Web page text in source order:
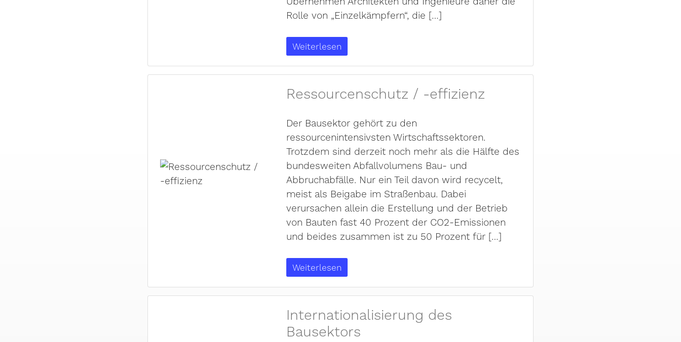
Rolle von „Einzelkämpfern“, die […]
Weiterlesen
Ressourcenschutz / -effizienz
Der Bausektor gehört zu den
ressourcenintensivsten Wirtschaftssektoren.
Trotzdem sind derzeit noch mehr als die Hälfte des
bundesweiten Abfallvolumens Bau- und
Abbruchabfälle. Nur ein Teil davon wird recycelt,
meist als Beigabe im Straßenbau. Dabei
verursachen allein die Erstellung und der Betrieb
von Bauten fast 40 Prozent der CO2-Emissionen
und beides zusammen ist zu 50 Prozent für […]
Weiterlesen
Internationalisierung des
Bausektors